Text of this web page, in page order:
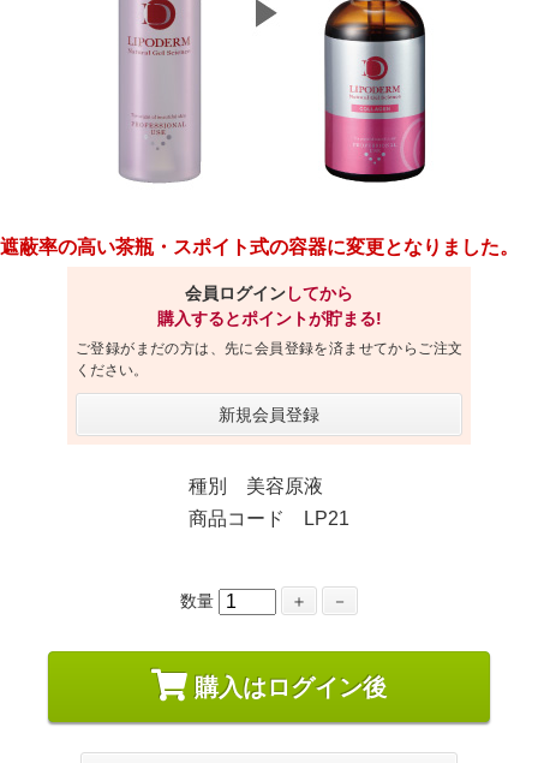
遮蔽率の高い茶瓶・スポイト式の容器に変更となりました。
会員ログインしてから
購入するとポイントが貯まる!
ご登録がまだの方は、先に会員登録を済ませてからご注文
ください。
新規会員登録
種別 美容原液
商品コード LP21
数量 ＋ －
購入はログイン後